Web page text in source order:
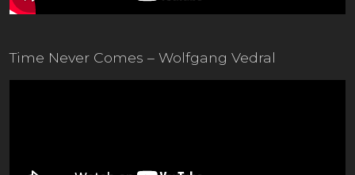
Time Never Comes – Wolfgang Vedral